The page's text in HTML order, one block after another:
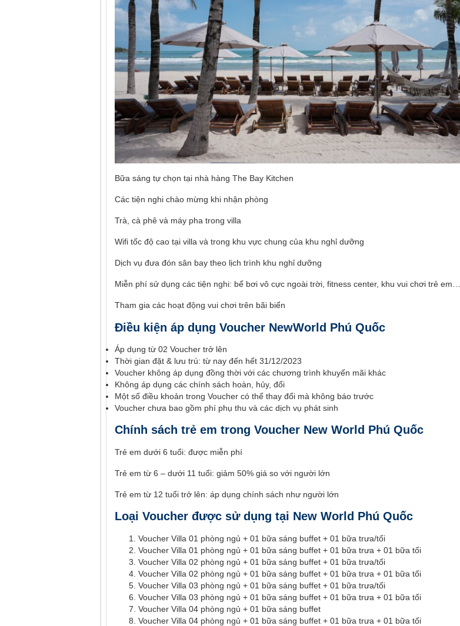
Bữa sáng tự chọn tại nhà hàng The Bay Kitchen
Các tiện nghi chào mừng khi nhận phòng
Trà, cà phê và máy pha trong villa
Wifi tốc độ cao tại villa và trong khu vực chung của khu nghỉ dưỡng
Dịch vụ đưa đón sân bay theo lịch trình khu nghỉ dưỡng
Miễn phí sử dụng các tiện nghi: bể bơi vô cực ngoài trời, fitness center, khu vui chơi trẻ em…
Tham gia các hoạt động vui chơi trên bãi biển
Điều kiện áp dụng Voucher NewWorld Phú Quốc
Áp dụng từ 02 Voucher trở lên
Thời gian đặt & lưu trú: từ nay đến hết 31/12/2023
Voucher không áp dụng đồng thời với các chương trình khuyến mãi khác
Không áp dụng các chính sách hoàn, hủy, đổi
Một số điều khoản trong Voucher có thể thay đổi mà không báo trước
Voucher chưa bao gồm phí phụ thu và các dịch vụ phát sinh
Chính sách trẻ em trong Voucher New World Phú Quốc
Trẻ em dưới 6 tuổi: được miễn phí
Trẻ em từ 6 – dưới 11 tuổi: giảm 50% giá so với người lớn
Trẻ em từ 12 tuổi trở lên: áp dụng chính sách như người lớn
Loại Voucher được sử dụng tại New World Phú Quốc
Voucher Villa 01 phòng ngủ + 01 bữa sáng buffet + 01 bữa trưa/tối
Voucher Villa 01 phòng ngủ + 01 bữa sáng buffet + 01 bữa trưa + 01 bữa tối
Voucher Villa 02 phòng ngủ + 01 bữa sáng buffet + 01 bữa trưa/tối
Voucher Villa 02 phòng ngủ + 01 bữa sáng buffet + 01 bữa trưa + 01 bữa tối
Voucher Villa 03 phòng ngủ + 01 bữa sáng buffet + 01 bữa trưa/tối
Voucher Villa 03 phòng ngủ + 01 bữa sáng buffet + 01 bữa trưa + 01 bữa tối
Voucher Villa 04 phòng ngủ + 01 bữa sáng buffet
Voucher Villa 04 phòng ngủ + 01 bữa sáng buffet + 01 bữa trưa + 01 bữa tối